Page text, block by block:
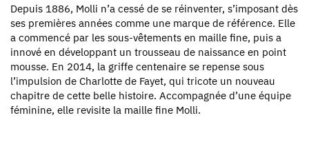
Depuis 1886, Molli n’a cessé de se réinventer, s’imposant dès
ses premières années comme une marque de référence. Elle
a commencé par les sous-vêtements en maille fine, puis a
innové en développant un trousseau de naissance en point
mousse. En 2014, la griffe centenaire se repense sous
l’impulsion de Charlotte de Fayet, qui tricote un nouveau
chapitre de cette belle histoire. Accompagnée d’une équipe
féminine, elle revisite la maille fine Molli.